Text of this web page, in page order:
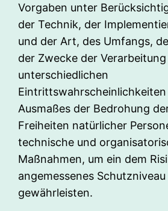
Vorgaben unter
der Technik, der
und der Art, des Umfangs,
der Zwecke der
unterschiedlichen
Eintrittswahrscheinlichkeiten
Ausmaßes der Bedrohung
Freiheiten natürlicher
technische und
Maßnahmen, um ein dem
angemessenes Schutzniveau
gewährleisten.